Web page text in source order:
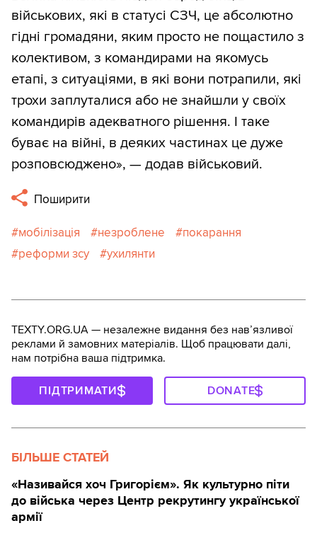
військових, які в статусі СЗЧ, це абсолютно
гідні громадяни, яким просто не пощастило з
колективом, з командирами на якомусь
етапі, з ситуаціями, в які вони потрапили, які
трохи заплуталися або не знайшли у своїх
командирів адекватного рішення. І таке
буває на війні, в деяких частинах це дуже
розповсюджено», — додав військовий.
Поширити
мобілізація незроблене
покарання
реформи зсу
ухилянти
TEXTY.ORG.UA — незалежне видання без навʼязливої
реклами й замовних матеріалів. Щоб працювати далі,
нам потрібна ваша підтримка.
ПІДТРИМАТИ DONATE
БІЛЬШЕ СТАТЕЙ
«Називайся хоч Григорієм». Як культурно піти
до війська через Центр рекрутингу української
армії